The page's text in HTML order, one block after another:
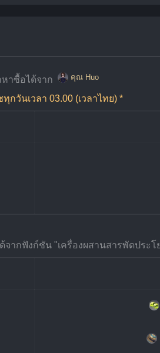
าซื้อได้จาก คุณ Huo
กวันเวลา 03.00 (เวลาไทย) *
จากฟังก์ชัน "เครื่องผสานสารพัดประโ